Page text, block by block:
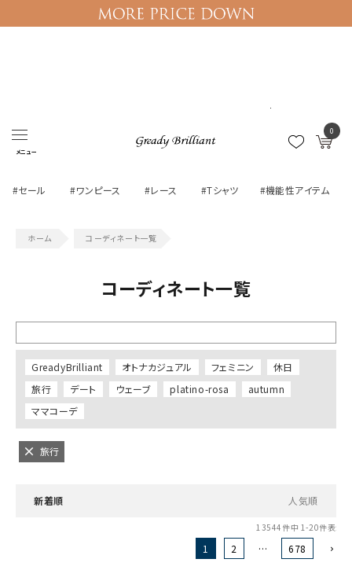
メニュー
0
マイページ
#セール #ワンピース #レース #Tシャツ #機能性アイテム
コーディネート一覧
コーディネート一覧
GreadyBrilliant オトナカジュアル フェミニン
休日
旅行
デート ウェーブ platino-rosa
autumn
ママコーデ
旅行
新着順 人気順
13544 件中 1-20件表示
1 2 … 678